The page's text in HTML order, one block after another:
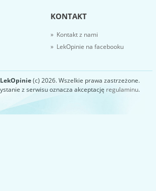
KONTAKT
» Kontakt z nami
» LekOpinie na facebooku
LekOpinie(c) 2026. Wszelkie prawa zastrzeżone.
z serwisu oznacza akceptację regulaminu.